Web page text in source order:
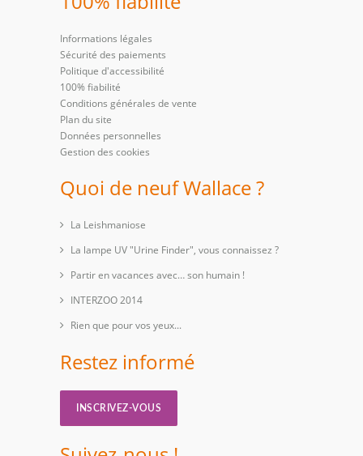
Informations légales
Sécurité des paiements
Politique d'accessibilité
100% fiabilité
Conditions générales de vente
Plan du site
Données personnelles
Gestion des cookies
Quoi de neuf Wallace ?
La Leishmaniose
La lampe UV "Urine Finder", vous connaissez ?
Partir en vacances avec… son humain !
INTERZOO 2014
Rien que pour vos yeux...
Restez informé
INSCRIVEZ-VOUS